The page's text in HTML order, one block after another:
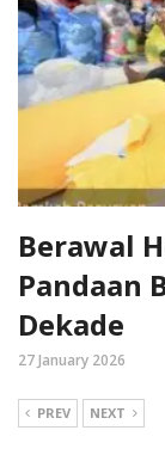
Berawal
Pandaan
Dekade
27 January 2026
PREV NEXT